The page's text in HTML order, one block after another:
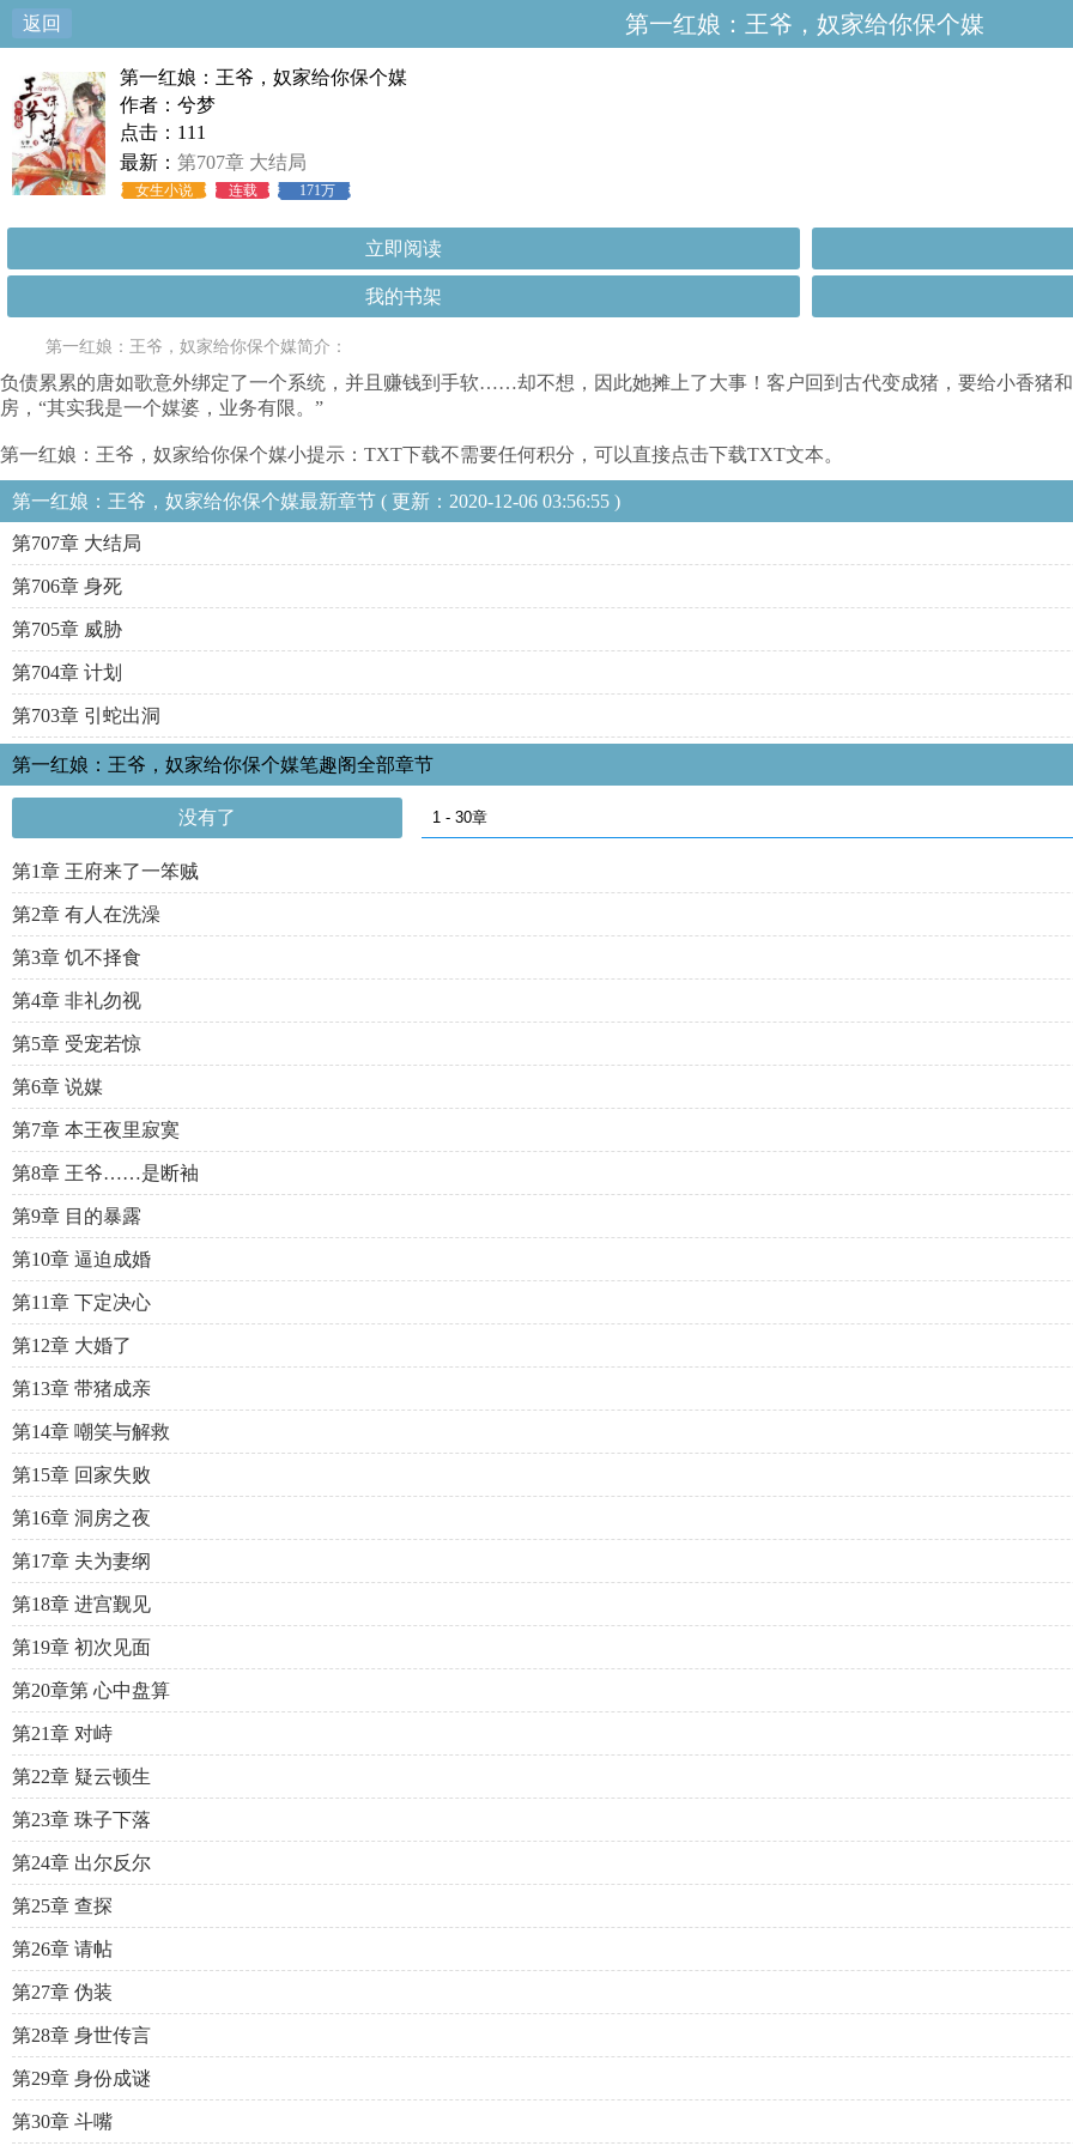
返回 第一红娘：王爷，奴家给你保个媒
第一红娘：王爷，奴家给你保个媒
作者：兮梦
点击：111
最新： 第707章 大结局
女生小说 连载 171万
立即阅读
我的书架
第一红娘：王爷，奴家给你保个媒简介：
负债累累的唐如歌意外绑定了一个系统，并且赚钱到手软……却不想，因此她摊上了大事！客户回到古代变成猪，要给小香猪
房，“其实我是一个媒婆，业务有限。”
第一红娘：王爷，奴家给你保个媒小提示：TXT下载不需要任何积分，可以直接点击下载TXT文本。
第一红娘：王爷，奴家给你保个媒最新章节 ( 更新：2020-12-06 03:56:55 )
第707章 大结局
第706章 身死
第705章 威胁
第704章 计划
第703章 引蛇出洞
第一红娘：王爷，奴家给你保个媒笔趣阁全部章节
没有了
第1章 王府来了一笨贼
第2章 有人在洗澡
第3章 饥不择食
第4章 非礼勿视
第5章 受宠若惊
第6章 说媒
第7章 本王夜里寂寞
第8章 王爷……是断袖
第9章 目的暴露
第10章 逼迫成婚
第11章 下定决心
第12章 大婚了
第13章 带猪成亲
第14章 嘲笑与解救
第15章 回家失败
第16章 洞房之夜
第17章 夫为妻纲
第18章 进宫觐见
第19章 初次见面
第20章第 心中盘算
第21章 对峙
第22章 疑云顿生
第23章 珠子下落
第24章 出尔反尔
第25章 查探
第26章 请帖
第27章 伪装
第28章 身世传言
第29章 身份成谜
第30章 斗嘴